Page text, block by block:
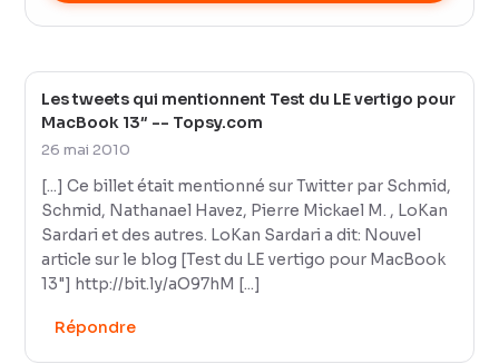
Les tweets qui mentionnent Test du LE vertigo pour
MacBook 13″ -- Topsy.com
26 mai 2010
[...] Ce billet était mentionné sur Twitter par Schmid,
Schmid, Nathanael Havez, Pierre Mickael M. , LoKan
Sardari et des autres. LoKan Sardari a dit: Nouvel
article sur le blog [Test du LE vertigo pour MacBook
13"] http://bit.ly/aO97hM [...]
Répondre